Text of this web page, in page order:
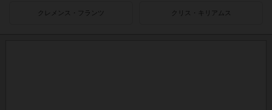
クレメンス・フランツ クリス・キリアムス